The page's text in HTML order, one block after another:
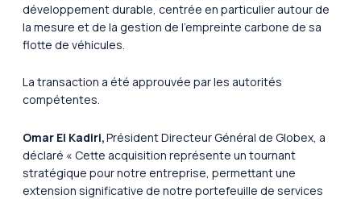
développement durable, centrée en particulier autour de
la mesure et de la gestion de l’empreinte carbone de sa
flotte de véhicules.
La transaction a été approuvée par les autorités
compétentes.
Omar El Kadiri,Président Directeur Général de Globex, a
déclaré « Cette acquisition représente un tournant
stratégique pour notre entreprise, permettant une
extension significative de notre portefeuille de services